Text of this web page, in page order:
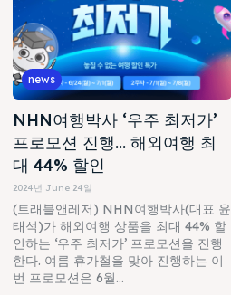
news
NHN여행박사 ‘우주 최저가’
프로모션 진행… 해외여행 최
대 44% 할인
2024년 June 24일
(트래블앤레저) NHN여행박사(대표 윤
태석)가 해외여행 상품을 최대 44% 할
인하는 ‘우주 최저가’ 프로모션을 진행
한다. 여름 휴가철을 맞아 진행하는 이
번 프로모션은 6월...